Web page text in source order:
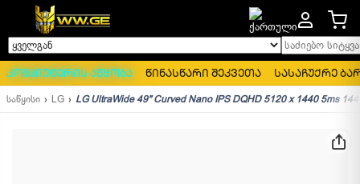
ყველგან საძიებო
კომპიუტერის აწყობა წინასწარი შეკვეთა სასაჩუქრე
საწყისი LG LG UltraWide 49" Curved Nano IPS DQHD 5120 x 1440 5ms